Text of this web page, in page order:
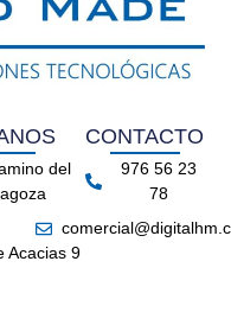
del
Acacias 9
CONTACTO
976 56 23
78